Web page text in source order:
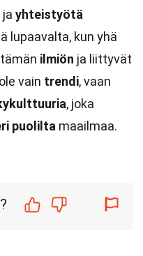
ja yhteistyötä
lupaavalta, kun yhä
ilmiön ja liittyvät
vain trendi, vaan
, joka
puolilta maailmaa.